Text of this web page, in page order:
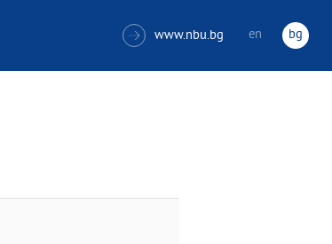
 www.nbu.bg en bg